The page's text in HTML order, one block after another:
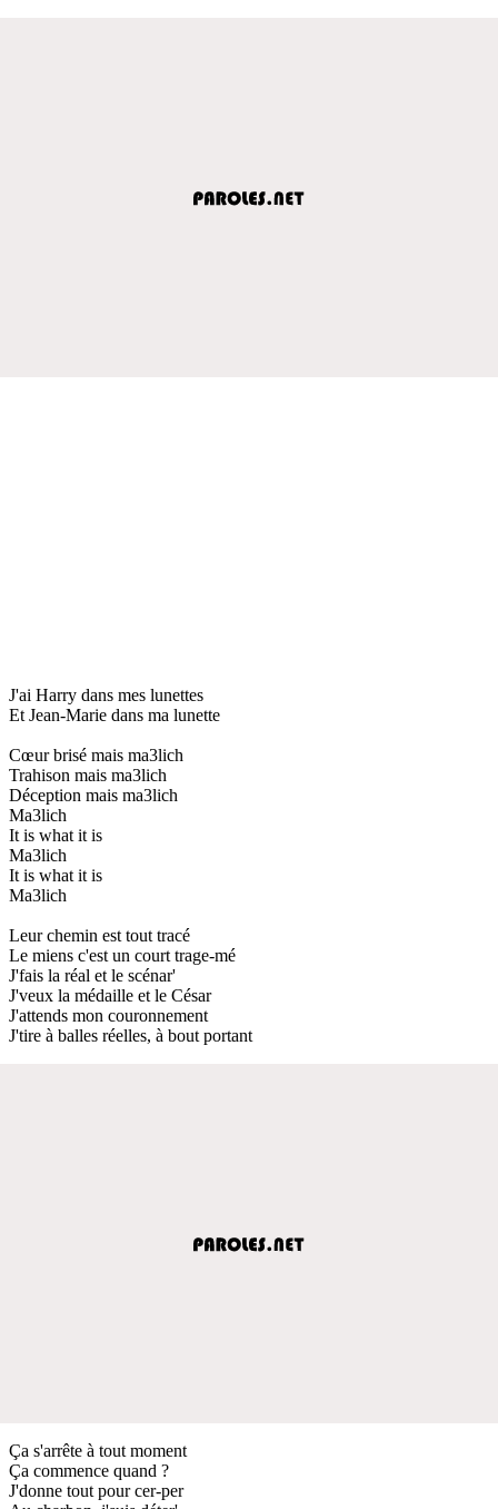
J'ai Harry dans mes lunettes
Et Jean-Marie dans ma lunette
Cœur brisé mais ma3lich
Trahison mais ma3lich
Déception mais ma3lich
Ma3lich
It is what it is
Ma3lich
It is what it is
Ma3lich
Leur chemin est tout tracé
Le miens c'est un court trage-mé
J'fais la réal et le scénar'
J'veux la médaille et le César
J'attends mon couronnement
J'tire à balles réelles, à bout portant
Ça s'arrête à tout moment
Ça commence quand ?
J'donne tout pour cer-per